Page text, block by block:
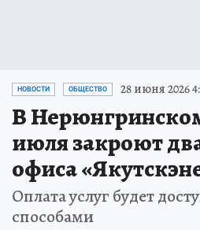
НОВОСТИ ОБЩЕСТВО 28 июня 2026
В
июля закроют
офиса
Оплата услуг будет
способами